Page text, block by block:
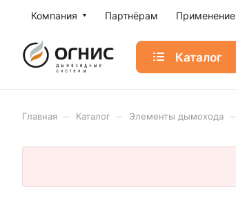
Компания Партнёрам Применение
Каталог
Главная Каталог Элементы дымохода